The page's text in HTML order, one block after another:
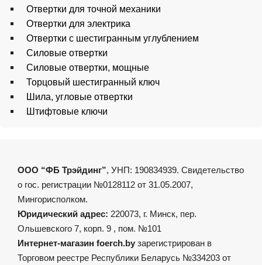
Отвертки для точной механики
Отвертки для электрика
Отвертки с шестигранным углублением
Силовые отвертки
Силовые отвертки, мощные
Торцовый шестигранный ключ
Шила, угловые отвертки
Штифтовые ключи
ООО “ФБ Трэйдинг”, УНП: 190834939. Свидетельство
о гос. регистрации №0128112 от 31.05.2007,
Мингорисполком.
Юридический адрес: 220073, г. Минск, пер.
Ольшевского 7, корп. 9 , пом. №101
Интернет-магазин foerch.by зарегистрирован в
Торговом реестре Республики Беларусь №334203 от